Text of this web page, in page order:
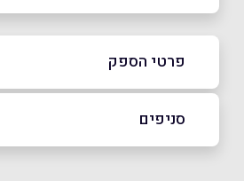
פרטי הספק
באתר בפייסבוק
סניפים